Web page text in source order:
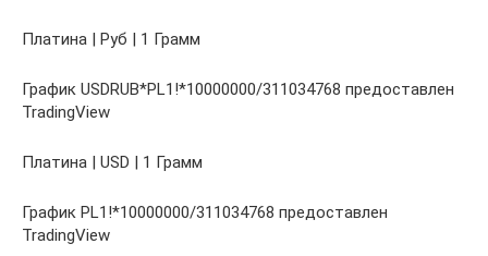
Платина | Руб | 1 Грамм
График USDRUB*PL1!*10000000/311034768 предоставлен
TradingView
Платина | USD | 1 Грамм
График PL1!*10000000/311034768 предоставлен
TradingView